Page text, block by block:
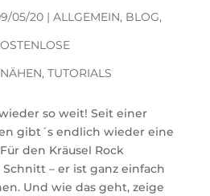
05/20| ALLGEMEIN, BLOG,
NÄHEN, TUTORIALS
so weit! Seit einer
gibt´s endlich wieder eine
den Kräusel Rock
– er ist ganz einfach
Und wie das geht, zeige